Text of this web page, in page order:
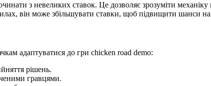
з невеликих ставок. Це дозволяє зрозуміти
він може збільшувати ставки, щоб підвищити шанси
адаптуватися до гри chicken road demo:
рішень.
гравцями.